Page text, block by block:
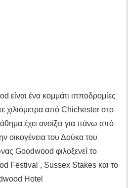
ένα κομμάτι ιπποδρομίες
χιλιόμετρα από Chichester στο
έχει ανοίξει για πάνω από
οικογένεια του Δούκα του
Goodwood φιλοξενεί το
Festival , Sussex Stakes και το
Hotel